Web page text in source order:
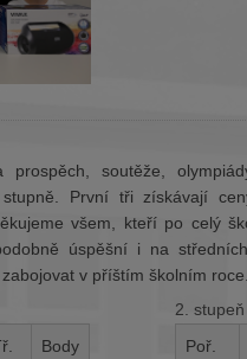
soutěže,
První tři získávají
všem, kteří po celý
úspěšní i na
v příštím školním roce.
Body
2. stupeň
Poř.